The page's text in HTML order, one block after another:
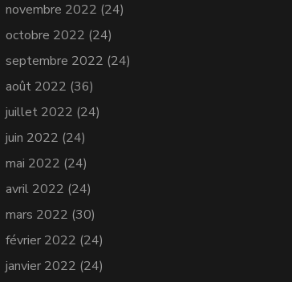
novembre 2022 (24)
octobre 2022 (24)
septembre 2022 (24)
août 2022 (36)
juillet 2022 (24)
juin 2022 (24)
mai 2022 (24)
avril 2022 (24)
mars 2022 (30)
février 2022 (24)
janvier 2022 (24)